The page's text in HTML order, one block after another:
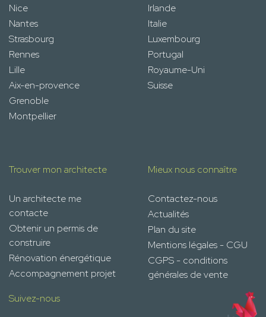
Nice
Nantes
Strasbourg
Rennes
Lille
Aix-en-provence
Grenoble
Montpellier
Irlande
Italie
Luxembourg
Portugal
Royaume-Uni
Suisse
Trouver mon architecte
Un architecte me
contacte
Obtenir un permis de
construire
Rénovation énergétique
Accompagnement projet
Mieux nous connaître
Contactez-nous
Actualités
Plan du site
Mentions légales - CGU
CGPS - conditions
générales de vente
Suivez-nous